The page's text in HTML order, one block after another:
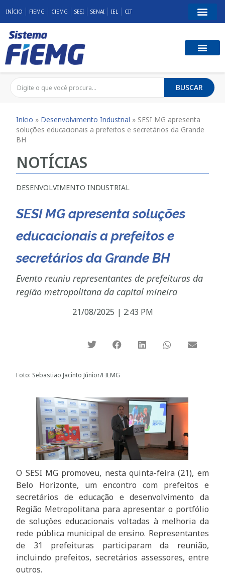
INÍCIO FIEMG CIEMG SESI SENAI IEL CIT
BUSCAR
Início » Desenvolvimento Industrial » SESI MG apresenta
soluções educacionais a prefeitos e secretários da Grande
BH
NOTÍCIAS
DESENVOLVIMENTO INDUSTRIAL
SESI MG apresenta soluções
educacionais a prefeitos e
secretários da Grande BH
Evento reuniu representantes de prefeituras da
região metropolitana da capital mineira
21/08/2025 | 2:43 PM
Foto: Sebastião Jacinto Júnior/FIEMG
O SESI MG promoveu, nesta quinta-feira (21), em
Belo Horizonte, um encontro com prefeitos e
secretários de educação e desenvolvimento da
Região Metropolitana para apresentar o portfólio
de soluções educacionais voltadas à melhoria da
rede pública municipal de ensino. Representantes
de 31 prefeituras participaram da reunião,
incluindo prefeitos, secretários assessores, entre
outros.